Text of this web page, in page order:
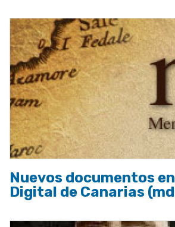
Nuevos documentos
Digital de Canarias